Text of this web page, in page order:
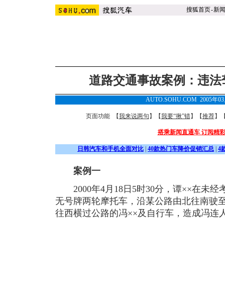
搜狐首页-新闻
道路交通事故案例：违
AUTO.SOHU.COM 2005年
页面功能 【我来说两句 】【我要“揪”错】【推荐】
搭乘新闻直通车 订阅精
日韩汽车和手机全面对比 40款热门车降价促销汇总 4
案例一
2000年4月18日5时30分，谭××在未经
无号牌两轮摩托车，沿某公路由北往南驶
往西横过公路的冯××及自行车，造成冯连